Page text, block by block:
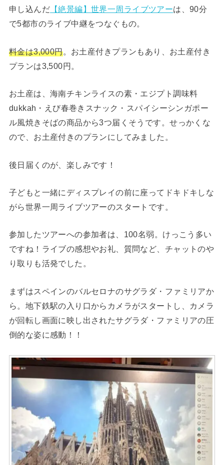
申し込んだ【絶景編】世界一周ライブツアーは、90分
で5都市のライブ中継をつなぐもの。
料金は3,000円。お土産付きプランもあり、お土産付き
プランは3,500円。
お土産は、海南チキンライスの素・エジプト調味料
dukkah・えび春巻きスナック・スパイシーシンガポー
ル風焼きそばの商品から3つ届くそうです。せっかくな
ので、お土産付きのプランにしてみました。
後日届くのが、楽しみです！
子どもと一緒にディスプレイの前に座ってドキドキしな
がら世界一周ライブツアーのスタートです。
参加したツアーへの参加者は、100名弱。けっこう多い
ですね！ライブの感想やお礼、質問など、チャットのや
り取りも活発でした。
まずはスペインのバルセロナのサグラダ・ファミリアか
ら。地下鉄駅の入り口からカメラがスタートし、カメラ
が回転し画面に映し出されたサグラダ・ファミリアの圧
倒的な姿に感動！！